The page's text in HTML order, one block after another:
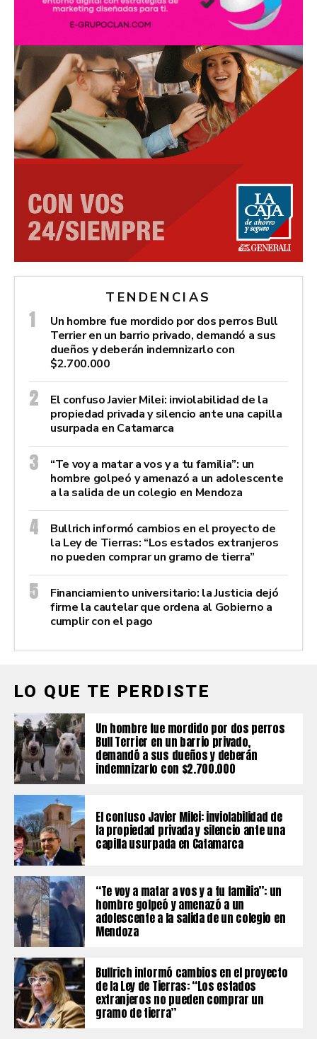
TENDENCIAS
Un hombre fue mordido por dos perros Bull
Terrier en un barrio privado, demandó a sus
dueños y deberán indemnizarlo con
$2.700.000
El confuso Javier Milei: inviolabilidad de la
propiedad privada y silencio ante una capilla
usurpada en Catamarca
“Te voy a matar a vos y a tu familia”: un
hombre golpeó y amenazó a un adolescente
a la salida de un colegio en Mendoza
Bullrich informó cambios en el proyecto de
la Ley de Tierras: “Los estados extranjeros
no pueden comprar un gramo de tierra”
Financiamiento universitario: la Justicia dejó
firme la cautelar que ordena al Gobierno a
cumplir con el pago
LO QUE TE PERDISTE
Un hombre fue mordido por dos perros
Bull Terrier en un barrio privado,
demandó a sus dueños y deberán
indemnizarlo con $2.700.000
El confuso Javier Milei: inviolabilidad de
la propiedad privada y silencio ante una
capilla usurpada en Catamarca
“Te voy a matar a vos y a tu familia”: un
hombre golpeó y amenazó a un
adolescente a la salida de un colegio en
Mendoza
Bullrich informó cambios en el proyecto
de la Ley de Tierras: “Los estados
extranjeros no pueden comprar un
gramo de tierra”